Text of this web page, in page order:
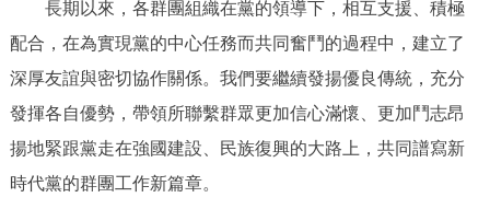
長期以來，各群團組織在黨的領導下，相互支援、積極
配合，在為實現黨的中心任務而共同奮鬥的過程中，建立了
深厚友誼與密切協作關係。我們要繼續發揚優良傳統，充分
發揮各自優勢，帶領所聯繫群眾更加信心滿懷、更加鬥志昂
揚地緊跟黨走在強國建設、民族復興的大路上，共同譜寫新
時代黨的群團工作新篇章。